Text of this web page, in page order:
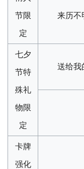
节限
定
来历不明
七夕
节特
殊礼
物限
定
送给我的
卡牌
强化